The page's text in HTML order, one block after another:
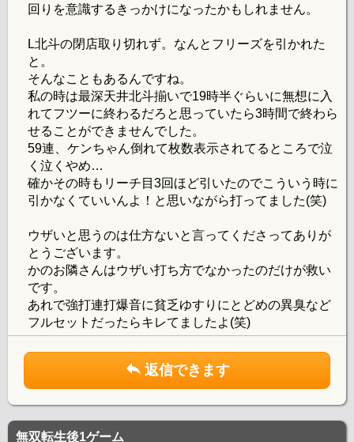
回りを意識するきっかけになったかもしれません。
L北斗の閉店取り切れず。なんとフリーズを引かれた
と。
そんなこともあるんですね。
私の時は最深天井北斗揃いで19時半ぐらいに無想に入
れてフツーに終わるだろと思っていたら3時間で終わら
せることができませんでした。
59連、ケンちゃん倒れて枚数表示されてるところで泣
く泣くやめ…
確かその時もリーチ目3回ほど引いたのでこういう時に
引かなくていいんよ！と思いながら打ってました(笑)
ウザいと思うのは仕方ないと言ってくださってありが
とうございます。
かのお隣さんはウザい打ち方でなかったのだけが救い
です。
あれで強打連打爆音に貧乏ゆすりにとどめの異臭など
フルセットだったらキレてましたよ(笑)
返信できます
無双転生後1ゲーム